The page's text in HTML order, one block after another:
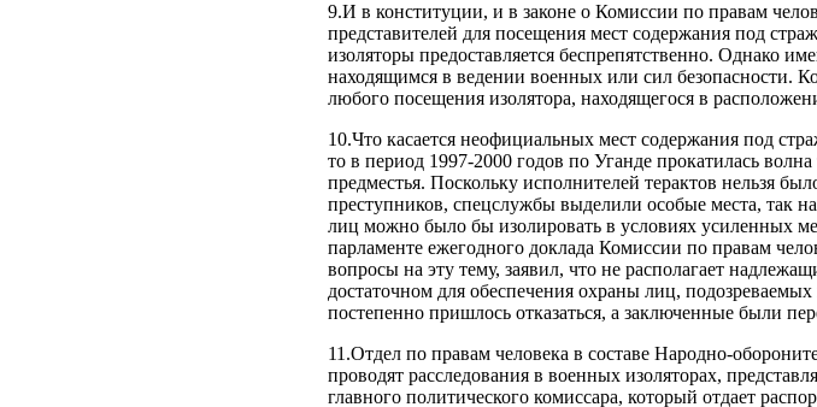
9.И в конституции, и в законе о Комиссии по правам
представителей для посещения мест содержания под
изоляторы предоставляется беспрепятственно. Однако
находящимся в ведении военных или сил безопасности.
любого посещения изолятора, находящегося в
10.Что касается неофициальных мест содержания под
то в период 1997‑2000 годов по Уганде прокатилась
предместья. Поскольку исполнителей терактов нельзя
преступников, спецслужбы выделили особые места, так
лиц можно было бы изолировать в условиях усиленных
парламенте ежегодного доклада Комиссии по правам
вопросы на эту тему, заявил, что не располагает
достаточном для обеспечения охраны лиц,
постепенно пришлось отказаться, а заключенные были
11.Отдел по правам человека в составе Народно-
проводят расследования в военных изоляторах,
главного политического комиссара, который отдает